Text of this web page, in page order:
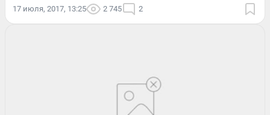
17 июля, 2017, 13:25 2 745 2